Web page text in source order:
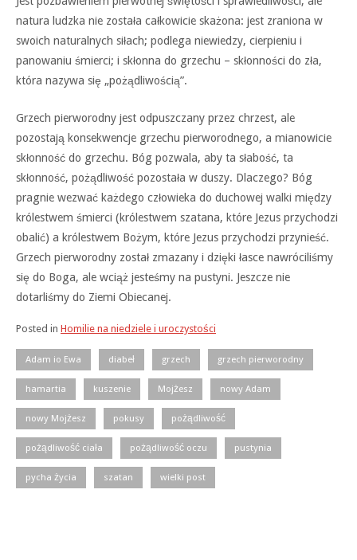
natura ludzka nie została całkowicie skażona: jest zraniona w
swoich naturalnych siłach; podlega niewiedzy, cierpieniu i
panowaniu śmierci; i skłonna do grzechu – skłonności do zła,
która nazywa się „pożądliwością”.
Grzech pierworodny jest odpuszczany przez chrzest, ale
pozostają konsekwencje grzechu pierworodnego, a mianowicie
skłonność do grzechu. Bóg pozwala, aby ta słabość, ta
skłonność, pożądliwość pozostała w duszy. Dlaczego? Bóg
pragnie wezwać każdego człowieka do duchowej walki między
królestwem śmierci (królestwem szatana, które Jezus przychodzi
obalić) a królestwem Bożym, które Jezus przychodzi przynieść.
Grzech pierworodny został zmazany i dzięki łasce nawróciliśmy
się do Boga, ale wciąż jesteśmy na pustyni. Jeszcze nie
dotarliśmy do Ziemi Obiecanej.
Posted in Homilie na niedziele i uroczystości
Adam io Ewa diabeł grzech grzech pierworodny
hamartia kuszenie Mojżesz nowy Adam
nowy Mojżesz pokusy pożądliwość
pożądliwość ciała pożądliwość oczu pustynia
pycha życia szatan wielki post